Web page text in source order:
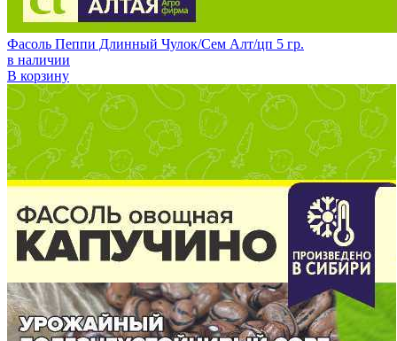
Фасоль Пеппи Длинный Чулок/Сем Алт/цп 5 гр.
в наличии
В корзину